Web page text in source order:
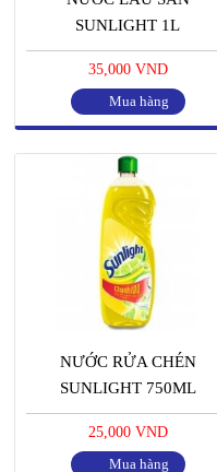
SUNLIGHT 1L
35,000 VND
Mua hàng
NƯỚC RỬA CHÉN
SUNLIGHT 750ML
25,000 VND
Mua hàng